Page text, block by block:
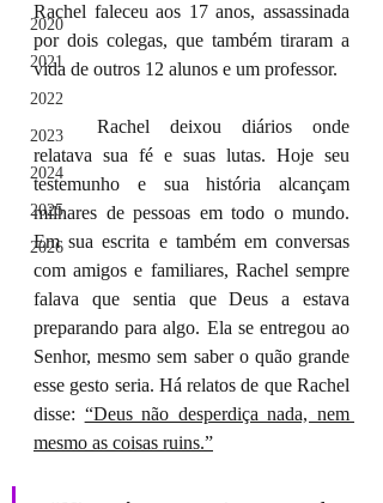
2020
2021
2022
2023
2024
2025
2026
Rachel faleceu aos 17 anos, assassinada
por dois colegas, que também tiraram a
vida de outros 12 alunos e um professor.
	Rachel deixou diários onde
relatava sua fé e suas lutas. Hoje seu
testemunho e sua história alcançam
milhares de pessoas em todo o mundo.
Em sua escrita e também em conversas
com amigos e familiares, Rachel sempre
falava que sentia que Deus a estava
preparando para algo. Ela se entregou ao
Senhor, mesmo sem saber o quão grande
esse gesto seria. Há relatos de que Rachel
disse: “Deus não desperdiça nada, nem
mesmo as coisas ruins.”